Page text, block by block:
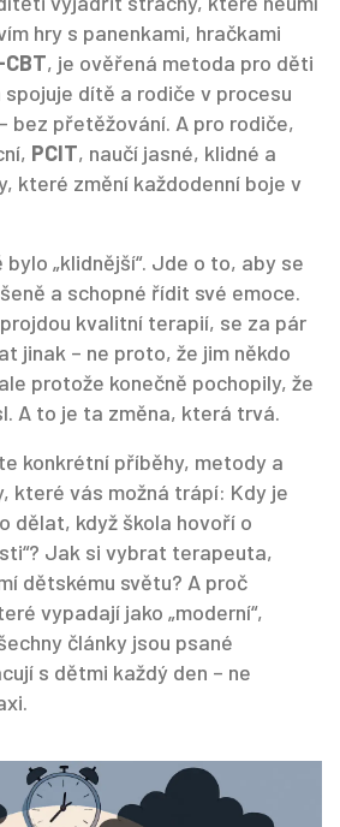
hry s panenkami, hračkami
, je ověřená metoda pro děti
dítě a rodiče v procesu
bez přetěžování. A pro rodiče,
PCIT, naučí jasné, klidné a
které změní každodenní boje v
„klidnější“. Jde o to, aby se
a schopné řídit své emoce.
kvalitní terapií, se za pár
jinak – ne proto, že jim někdo
protože konečně pochopily, že
A to je ta změna, která trvá.
konkrétní příběhy, metody a
které vás možná trápí: Kdy je
dělat, když škola hovoří o
Jak si vybrat terapeuta,
dětskému světu? A proč
vypadají jako „moderní“,
články jsou psané
s dětmi každý den – ne